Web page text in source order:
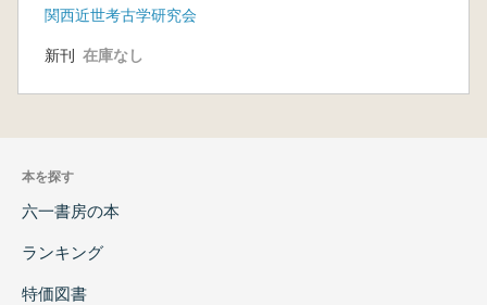
関西近世考古学研究会
新刊 在庫なし
本を探す
六一書房の本
ランキング
特価図書